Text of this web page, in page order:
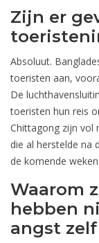
Zijn er
Absoluut.
toeristen aan,
De
toeristen hun reis
Chittagong zijn vol
die al herstelde na
de komende
Waarom
hebben
angst